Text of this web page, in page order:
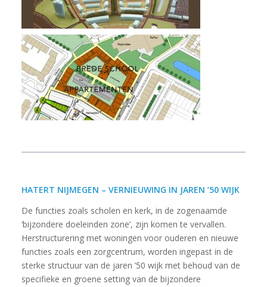
HATERT NIJMEGEN – VERNIEUWING IN JAREN ’50 WIJK
De functies zoals scholen en kerk, in de zogenaamde
‘bijzondere doeleinden zone’, zijn komen te vervallen.
Herstructurering met woningen voor ouderen en nieuwe
functies zoals een zorgcentrum, worden ingepast in de
sterke structuur van de jaren ’50 wijk met behoud van de
specifieke en groene setting van de bijzondere